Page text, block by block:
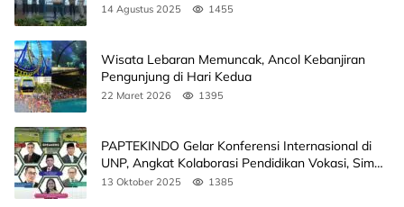
14 Agustus 2025 1455
Wisata Lebaran Memuncak, Ancol Kebanjiran
Pengunjung di Hari Kedua
22 Maret 2026 1395
PAPTEKINDO Gelar Konferensi Internasional di
UNP, Angkat Kolaborasi Pendidikan Vokasi, Simak
Agendanya
13 Oktober 2025 1385